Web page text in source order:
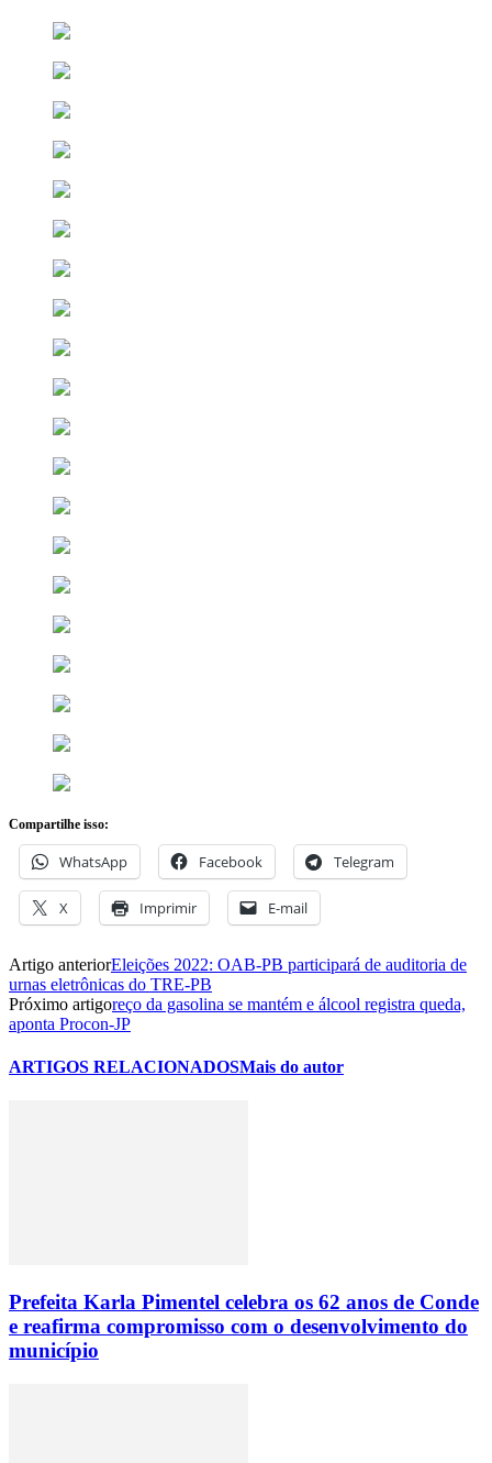
Compartilhe isso:
WhatsApp Facebook Telegram
X Imprimir E-mail
Artigo anteriorEleições 2022: OAB-PB participará de auditoria de
urnas eletrônicas do TRE-PB
Próximo artigoreço da gasolina se mantém e álcool registra queda,
aponta Procon-JP
ARTIGOS RELACIONADOSMais do autor
Prefeita Karla Pimentel celebra os 62 anos de Conde
e reafirma compromisso com o desenvolvimento do
município